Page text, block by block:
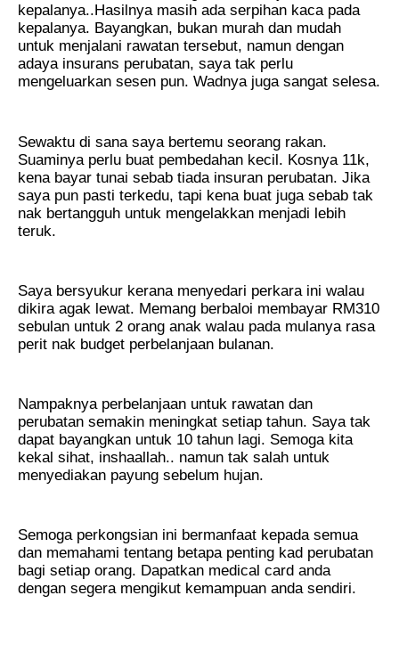
kepalanya..Hasilnya masih ada serpihan kaca pada
kepalanya. Bayangkan, bukan murah dan mudah
untuk menjalani rawatan tersebut, namun dengan
adaya insurans perubatan, saya tak perlu
mengeluarkan sesen pun. Wadnya juga sangat selesa.
Sewaktu di sana saya bertemu seorang rakan.
Suaminya perlu buat pembedahan kecil. Kosnya 11k,
kena bayar tunai sebab tiada insuran perubatan. Jika
saya pun pasti terkedu, tapi kena buat juga sebab tak
nak bertangguh untuk mengelakkan menjadi lebih
teruk.
Saya bersyukur kerana menyedari perkara ini walau
dikira agak lewat. Memang berbaloi membayar RM310
sebulan untuk 2 orang anak walau pada mulanya rasa
perit nak budget perbelanjaan bulanan.
Nampaknya perbelanjaan untuk rawatan dan
perubatan semakin meningkat setiap tahun. Saya tak
dapat bayangkan untuk 10 tahun lagi. Semoga kita
kekal sihat, inshaallah.. namun tak salah untuk
menyediakan payung sebelum hujan.
Semoga perkongsian ini bermanfaat kepada semua
dan memahami tentang betapa penting kad perubatan
bagi setiap orang. Dapatkan medical card anda
dengan segera mengikut kemampuan anda sendiri.